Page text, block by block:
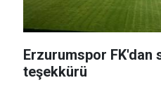
Erzurumspor FK'dan
teşekkürü